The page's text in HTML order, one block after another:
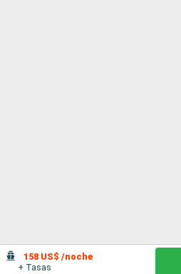
158 US$ /noche
+ Tasas